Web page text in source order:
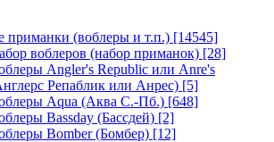
приманки (воблеры и т.п.) [14545]
воблеров (набор приманок) [28]
Angler's Republic или Anre's
Репаблик или Анрес) [5]
Aqua (Аква С.-Пб.) [648]
Bassday (Бассдей) [2]
Bomber (Бомбер) [12]